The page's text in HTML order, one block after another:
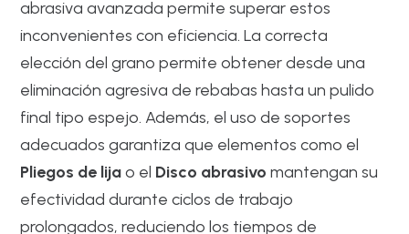
abrasiva avanzada permite superar estos
inconvenientes con eficiencia. La correcta
elección del grano permite obtener desde una
eliminación agresiva de rebabas hasta un pulido
final tipo espejo. Además, el uso de soportes
adecuados garantiza que elementos como el
Pliegos de lijao el Disco abrasivo mantengan su
efectividad durante ciclos de trabajo
prolongados, reduciendo los tiempos de